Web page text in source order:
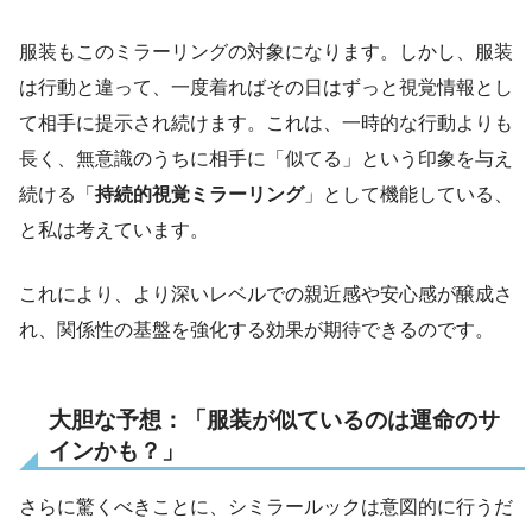
服装もこのミラーリングの対象になります。しかし、服装
は行動と違って、一度着ればその日はずっと視覚情報とし
て相手に提示され続けます。これは、一時的な行動よりも
長く、無意識のうちに相手に「似てる」という印象を与え
続ける「 持続的視覚ミラーリング」として機能している、
と私は考えています。
これにより、より深いレベルでの親近感や安心感が醸成さ
れ、関係性の基盤を強化する効果が期待できるのです。
大胆な予想：「服装が似ているのは運命のサ
インかも？」
さらに驚くべきことに、シミラールックは意図的に行うだ